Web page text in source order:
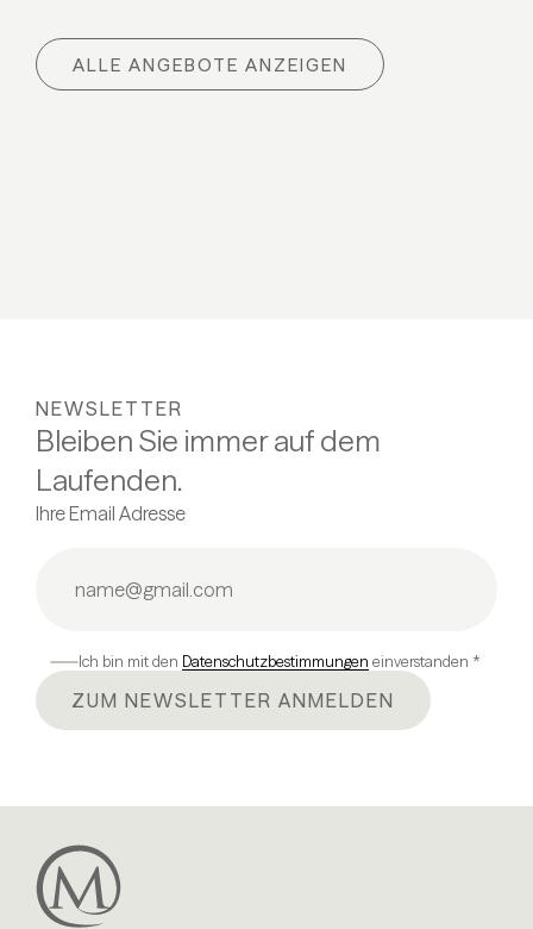
Bauernhofnatur
12.09 - 03.10.2026
ALLE ANGEBOTE ANZEIGEN
NEWSLETTER
Bleiben Sie immer auf dem
Laufenden.
Ihre Email Adresse
Ich bin mit den Datenschutzbestimmungen einverstanden *
ZUM NEWSLETTER ANMELDEN